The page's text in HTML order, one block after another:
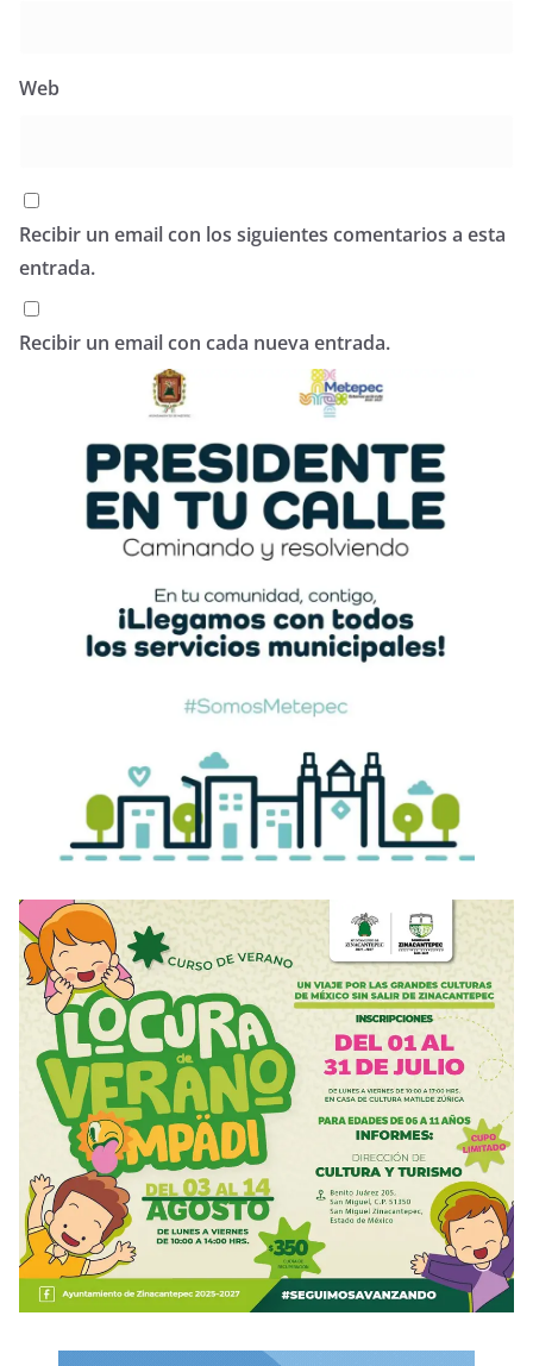
Web
Recibir un email con los siguientes comentarios a esta
entrada.
Recibir un email con cada nueva entrada.